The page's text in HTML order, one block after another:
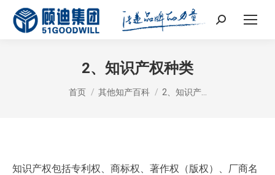
Search:
2、知识产权种类
您在这里：
首页 其他知产百科 2、知识产…
知识产权包括专利权、商标权、著作权（版权）、厂商名